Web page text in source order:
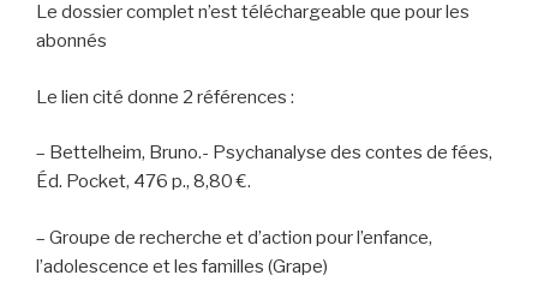
Le dossier complet n’est téléchargeable que pour les
abonnés
Le lien cité donne 2 références :
– Bettelheim, Bruno.- Psychanalyse des contes de fées,
Éd. Pocket, 476 p., 8,80 €.
– Groupe de recherche et d’action pour l’enfance,
l’adolescence et les familles (Grape)